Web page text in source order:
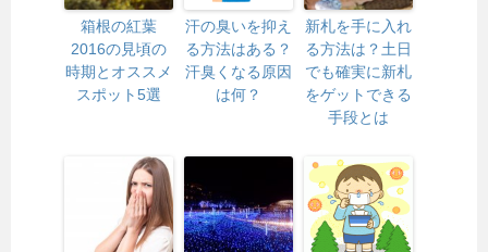
箱根の紅葉
2016の見頃の
時期とオススメ
スポット5選
汗の臭いを抑え
る方法はある？
汗臭くなる原因
は何？
新札を手に入れ
る方法は？土日
でも確実に新札
をゲットできる
手段とは